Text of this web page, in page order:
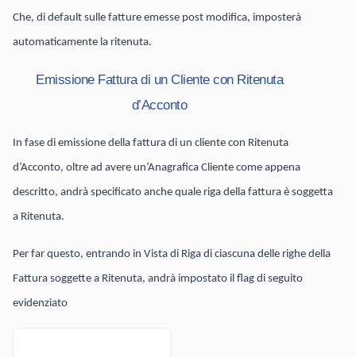
Che, di default sulle fatture emesse post modifica, imposterà
automaticamente la ritenuta.
Emissione Fattura di un Cliente con Ritenuta
d’Acconto
In fase di emissione della fattura di un cliente con Ritenuta
d’Acconto, oltre ad avere un’Anagrafica Cliente come appena
descritto, andrà specificato anche quale riga della fattura è soggetta
a Ritenuta.
Per far questo, entrando in Vista di Riga di ciascuna delle righe della
Fattura soggette a Ritenuta, andrà impostato il flag di seguito
evidenziato